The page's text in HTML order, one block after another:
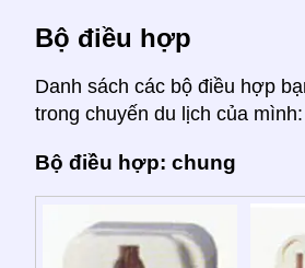
Bộ điều hợp
Danh sách các bộ điều hợp
trong chuyến du lịch của mình:
Bộ điều hợp: chung